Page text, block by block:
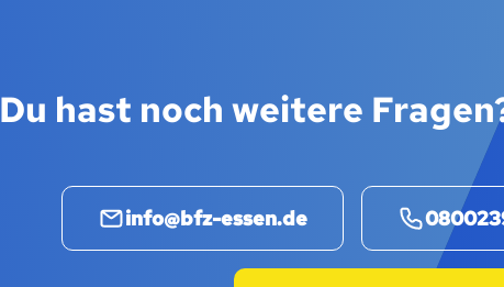
Du hast noch weitere
info@bfz-essen.de